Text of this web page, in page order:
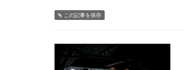
この記事を保存